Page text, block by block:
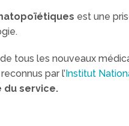
est une
tous les nouveaux
par l’Institut
du service.